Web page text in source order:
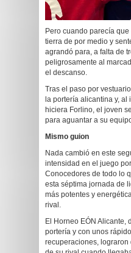
Pero cuando parecía
tierra de por medio y
agrandó para, a falta de
peligrosamente al
el descanso.
Tras el paso por
la portería alicantina y,
hiciera Forlino, el joven
para aguantar a su
Mismo guion
Nada cambió en este
intensidad en el juego
Conocedores de todo lo
esta séptima jornada de
más potentes y
rival.
El Horneo EÓN Alicante,
portería y con unos
recuperaciones,